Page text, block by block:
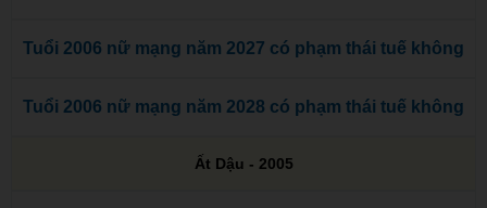
Tuổi 2006 nữ mạng năm 2027 có phạm thái tuế không
Tuổi 2006 nữ mạng năm 2028 có phạm thái tuế không
Ất Dậu - 2005